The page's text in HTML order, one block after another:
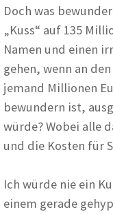
Doch was
„Kuss“ auf 135
Namen und einen
gehen, wenn an
jemand Millionen
bewundern ist,
würde? Wobei alle
und die Kosten für
Ich würde nie ein
einem gerade